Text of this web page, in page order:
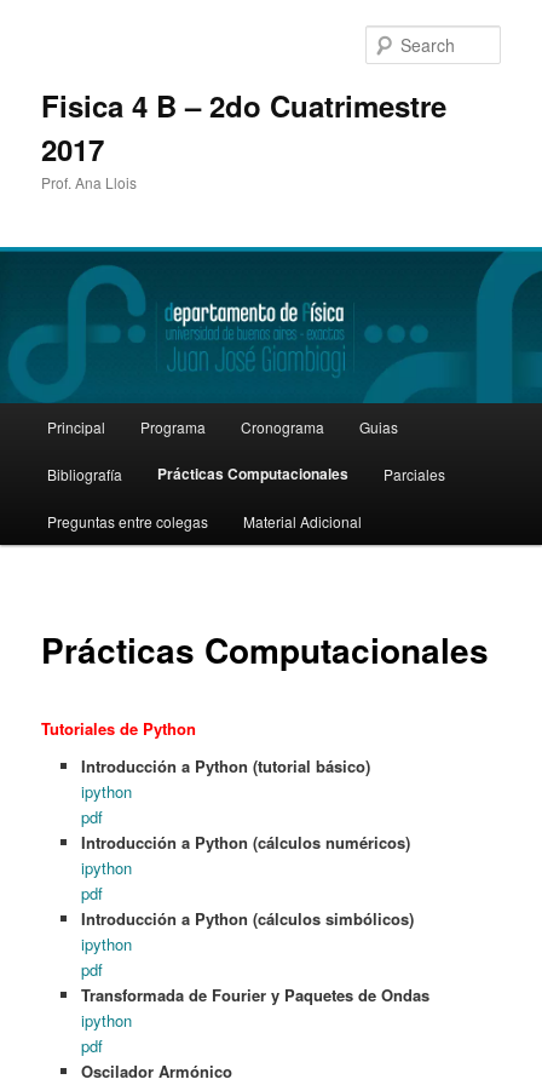
Fisica 4 B – 2do Cuatrimestre
2017
Prof. Ana Llois
Skip
to
primary
Principal Programa Cronograma Guias
Bibliografía Prácticas Computacionales Parciales
Preguntas entre colegas Material Adicional
Prácticas Computacionales
Tutoriales de Python
Introducción a Python (tutorial básico)
ipython
pdf
Introducción a Python (cálculos numéricos)
ipython
pdf
Introducción a Python (cálculos simbólicos)
ipython
pdf
Transformada de Fourier y Paquetes de Ondas
ipython
pdf
Oscilador Armónico